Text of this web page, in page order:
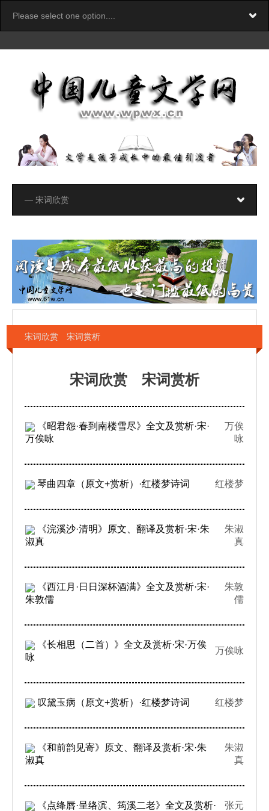
宋词欣赏 宋词赏析
宋词欣赏 宋词赏析
《昭君怨·春到南楼雪尽》全文及赏析·宋·
万俟咏
万俟
咏
琴曲四章（原文+赏析）·红楼梦诗词 红楼梦
《浣溪沙·清明》原文、翻译及赏析·宋·朱
淑真
朱淑
真
《西江月·日日深杯酒满》全文及赏析·宋·
朱敦儒
朱敦
儒
《长相思（二首）》全文及赏析·宋·万俟
咏
万俟咏
叹黛玉病（原文+赏析）·红楼梦诗词 红楼梦
《和前韵见寄》原文、翻译及赏析·宋·朱
淑真
朱淑
真
《点绛唇·呈络滨、筠溪二老》全文及赏析·
张元